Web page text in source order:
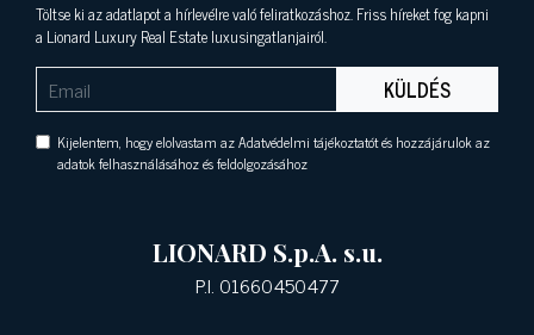
Töltse ki az adatlapot a hírlevélre való feliratkozáshoz. Friss híreket fog kapni
a Lionard Luxury Real Estate luxusingatlanjairól.
KÜLDÉS
Kijelentem, hogy elolvastam az Adatvédelmi tájékoztatót és hozzájárulok az
adatok felhasználásához és feldolgozásához
LIONARD S.p.A. s.u.
P.I. 01660450477